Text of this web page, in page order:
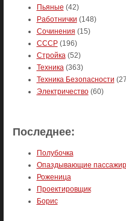
Пьяные (42)
Работнички (148)
Сочинения (15)
СССР(196)
Стройка(52)
Техника(363)
Техника Безопасности
Электричество(60)
Последнее:
Полубочка
Опаздывающие
Роженица
Проектировщик
Борис